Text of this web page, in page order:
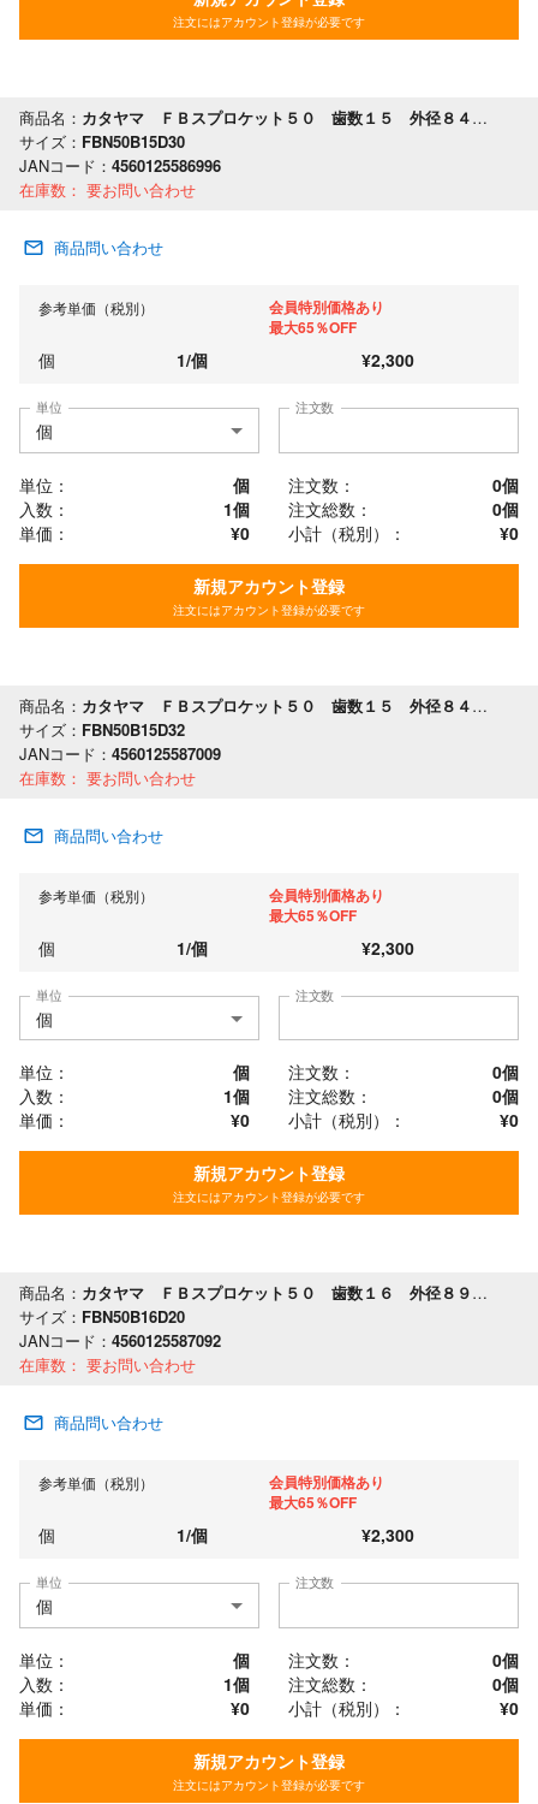
注文にはアカウント登録が必要です
商品名： カタヤマ ＦＢスプロケット５０ 歯数１５ 外径８４ 軸穴径３０
サイズ： FBN50B15D30
JANコード： 4560125586996
在庫数： 要お問い合わせ
商品問い合わせ
参考単価（税別）
会員特別価格あり
最大65％OFF
個 1/個 ¥2,300
単位 注文数
単位：
個
入数：
1個
単価：
¥0
注文数： 0個
注文総数：
0個
小計（税別）：
¥0
新規アカウント登録
注文にはアカウント登録が必要です
商品名： カタヤマ ＦＢスプロケット５０ 歯数１５ 外径８４ 軸穴径３２
サイズ： FBN50B15D32
JANコード： 4560125587009
在庫数： 要お問い合わせ
商品問い合わせ
参考単価（税別）
会員特別価格あり
最大65％OFF
個 1/個 ¥2,300
単位 注文数
単位：
個
入数：
1個
単価：
¥0
注文数： 0個
注文総数：
0個
小計（税別）：
¥0
新規アカウント登録
注文にはアカウント登録が必要です
商品名： カタヤマ ＦＢスプロケット５０ 歯数１６ 外径８９ 軸穴径２０
サイズ： FBN50B16D20
JANコード： 4560125587092
在庫数： 要お問い合わせ
商品問い合わせ
参考単価（税別）
会員特別価格あり
最大65％OFF
個 1/個 ¥2,300
単位 注文数
単位：
個
入数：
1個
単価：
¥0
注文数： 0個
注文総数：
0個
小計（税別）：
¥0
新規アカウント登録
注文にはアカウント登録が必要です